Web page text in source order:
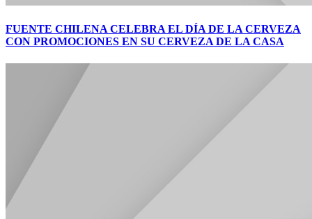
FUENTE CHILENA CELEBRA EL DÍA DE LA CERVEZA
CON PROMOCIONES EN SU CERVEZA DE LA CASA